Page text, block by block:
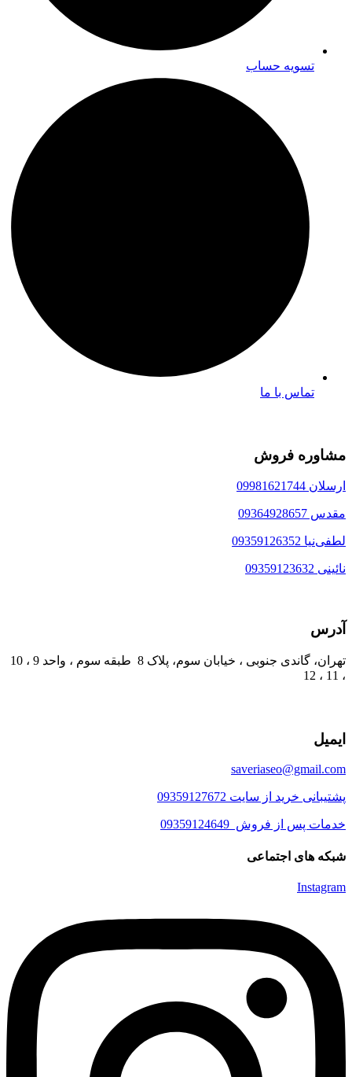
تسویه حساب
تماس با ما
مشاوره فروش
ارسلان 09981621744
مقدس 09364928657
لطفی‌نیا 09359126352
نائینی 09359123632
آدرس
تهران، گاندی جنوبی ، خیابان سوم، پلاک 8 طبقه سوم ، واحد 9 ، 10
، 11 ، 12
ایمیل
saveriaseo@gmail.com
پشتیبانی خرید از سایت 09359127672
خدمات پس از فروش 09359124649
شبکه های اجتماعی
Instagram